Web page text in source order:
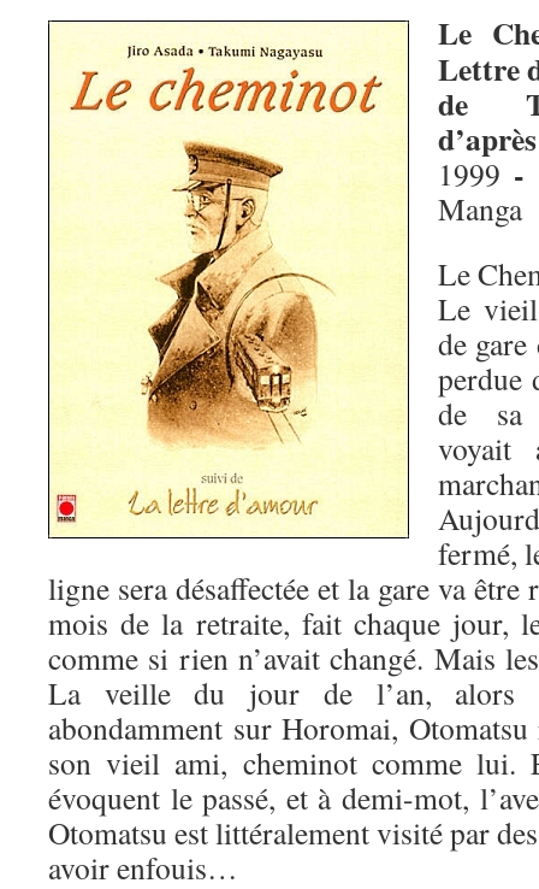
Le
Lettre
de
1999 -
Manga
Le
Le
de
perdue
de sa
voyait
fermé,
ligne sera désaffectée et la gare va être
mois de la retraite, fait chaque jour,
comme si rien n’avait changé. Mais
La veille du jour de l’an, alors
abondamment sur Horomai,
son vieil ami, cheminot comme lui.
évoquent le passé, et à demi-mot,
Otomatsu est littéralement visité par
avoir enfouis…